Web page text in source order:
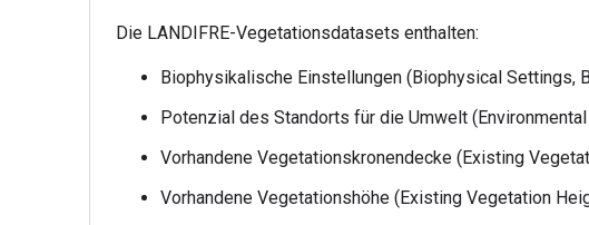
Die LANDIFRE-Vegetationsdatasets enthalten:
Biophysikalische Einstellungen (Biophysical Settings,
Potenzial des Standorts für die Umwelt
Vorhandene Vegetationskronendecke (Existing
Vorhandene Vegetationshöhe (Existing Vegetation